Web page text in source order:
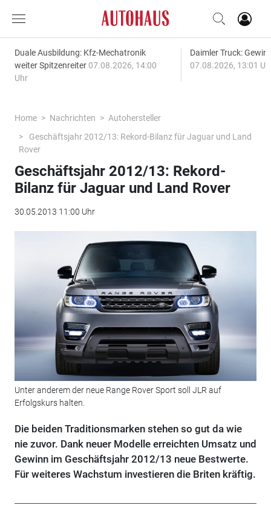
Duale Ausbildung: Kfz-Mechatronik
weiter Spitzenreiter 07.08.2026, 14:00
Uhr
Daimler Truck:
07.08.2026, 13:01
Home Nachrichten
Autohersteller
Geschäftsjahr 2012/13: Rekord-Bilanz für Jaguar und Land
Rover
Geschäftsjahr 2012/13: Rekord-
Bilanz für Jaguar und Land Rover
30.05.2013 11:00 Uhr
Unter anderem der neue Range Rover Sport soll JLR auf
Erfolgskurs halten.
Die beiden Traditionsmarken stehen so gut da wie
nie zuvor. Dank neuer Modelle erreichten Umsatz und
Gewinn im Geschäftsjahr 2012/13 neue Bestwerte.
Für weiteres Wachstum investieren die Briten kräftig.